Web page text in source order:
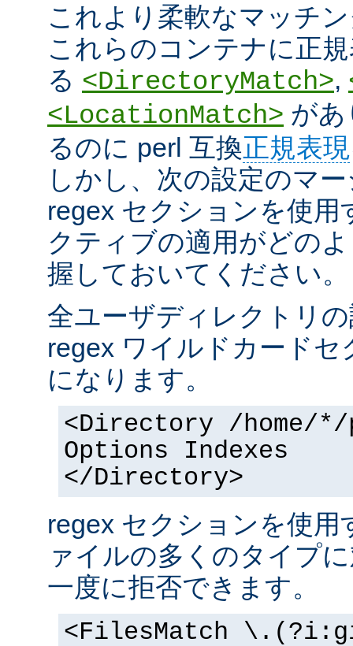
これより柔軟なマッチ
これらのコンテナに正
る <DirectoryMatch>,
<LocationMatch> があ
るのに perl 互換正規表現
しかし、次の設定のマ
regex セクションを使
クティブの適用がどの
握しておいてください。
全ユーザディレクトリ
regex ワイルドカード
になります。
<Directory /home/
Options Indexes
</Directory>
regex セクションを使
ァイルの多くのタイプ
一度に拒否できます。
<FilesMatch